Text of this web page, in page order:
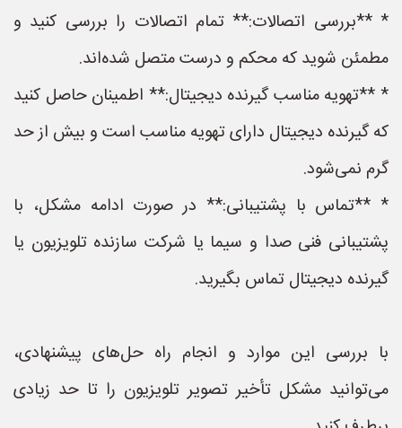
* **بررسی اتصالات:** تمام اتصالات را بررسی کنید و
مطمئن شوید که محکم و درست متصل شده‌اند.
* **تهویه مناسب گیرنده دیجیتال:** اطمینان حاصل کنید
که گیرنده دیجیتال دارای تهویه مناسب است و بیش از حد
گرم نمی‌شود.
* **تماس با پشتیبانی:** در صورت ادامه مشکل، با
پشتیبانی فنی صدا و سیما یا شرکت سازنده تلویزیون یا
گیرنده دیجیتال تماس بگیرید.
با بررسی این موارد و انجام راه حل‌های پیشنهادی،
می‌توانید مشکل تأخیر تصویر تلویزیون را تا حد زیادی